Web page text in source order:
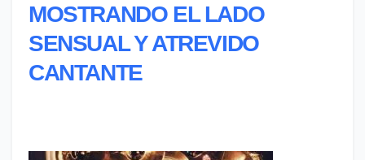
MOSTRANDO EL LADO
SENSUAL Y ATREVIDO
CANTANTE